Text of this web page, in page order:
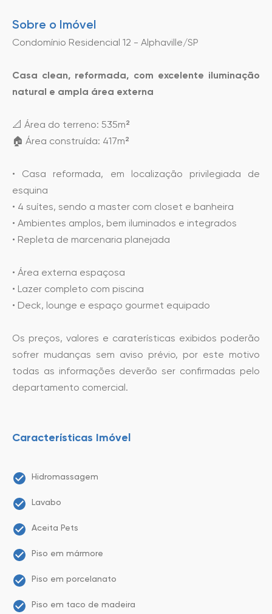
Sobre o Imóvel
Condomínio Residencial 12 - Alphaville/SP
Casa clean, reformada, com excelente iluminação
natural e ampla área externa
📐 Área do terreno: 535m²
🏠 Área construída: 417m²
• Casa reformada, em localização privilegiada de
esquina
• 4 suítes, sendo a master com closet e banheira
• Ambientes amplos, bem iluminados e integrados
• Repleta de marcenaria planejada
• Área externa espaçosa
• Lazer completo com piscina
• Deck, lounge e espaço gourmet equipado
Os preços, valores e caraterísticas exibidos poderão
sofrer mudanças sem aviso prévio, por este motivo
todas as informações deverão ser confirmadas pelo
departamento comercial.
Características Imóvel
Hidromassagem
Lavabo
Aceita Pets
Piso em mármore
Piso em porcelanato
Piso em taco de madeira